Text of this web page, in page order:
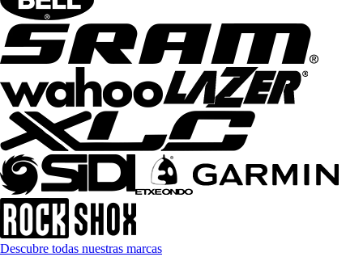
Descubre todas nuestras marcas